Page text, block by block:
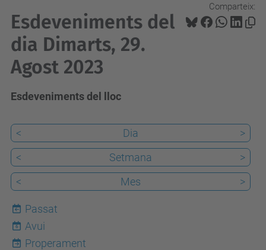
Comparteix:
Esdeveniments del
dia Dimarts, 29.
Agost 2023
Esdeveniments del lloc
< Dia
>
<
Setmana
>
<
Mes >
Passat
6
Avui
Properament